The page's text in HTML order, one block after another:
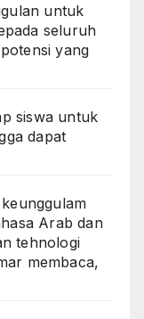
untuk
seluruh
yang
siswa untuk
dapat
Arab dan
tehnologi
membaca,